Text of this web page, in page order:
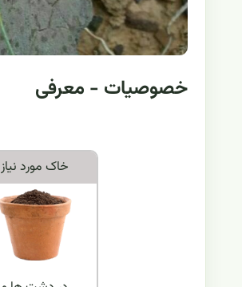
خصوصیات - معرفی
خاک مورد نياز